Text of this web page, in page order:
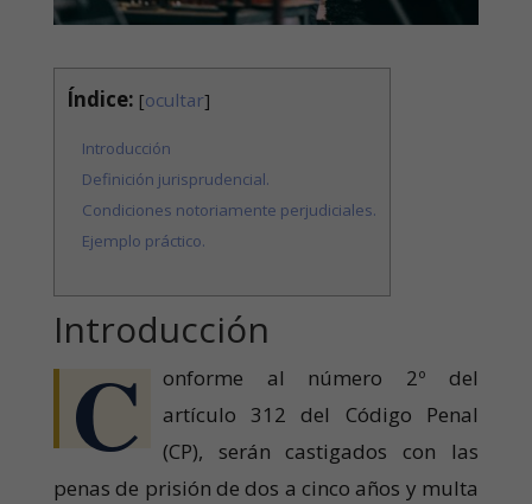
Índice: [ocultar]
Introducción
Definición jurisprudencial.
Condiciones notoriamente perjudiciales.
Ejemplo práctico.
Introducción
C
onforme al número 2º del
artículo 312 del Código Penal
(CP), serán castigados con las
penas de prisión de dos a cinco años y multa